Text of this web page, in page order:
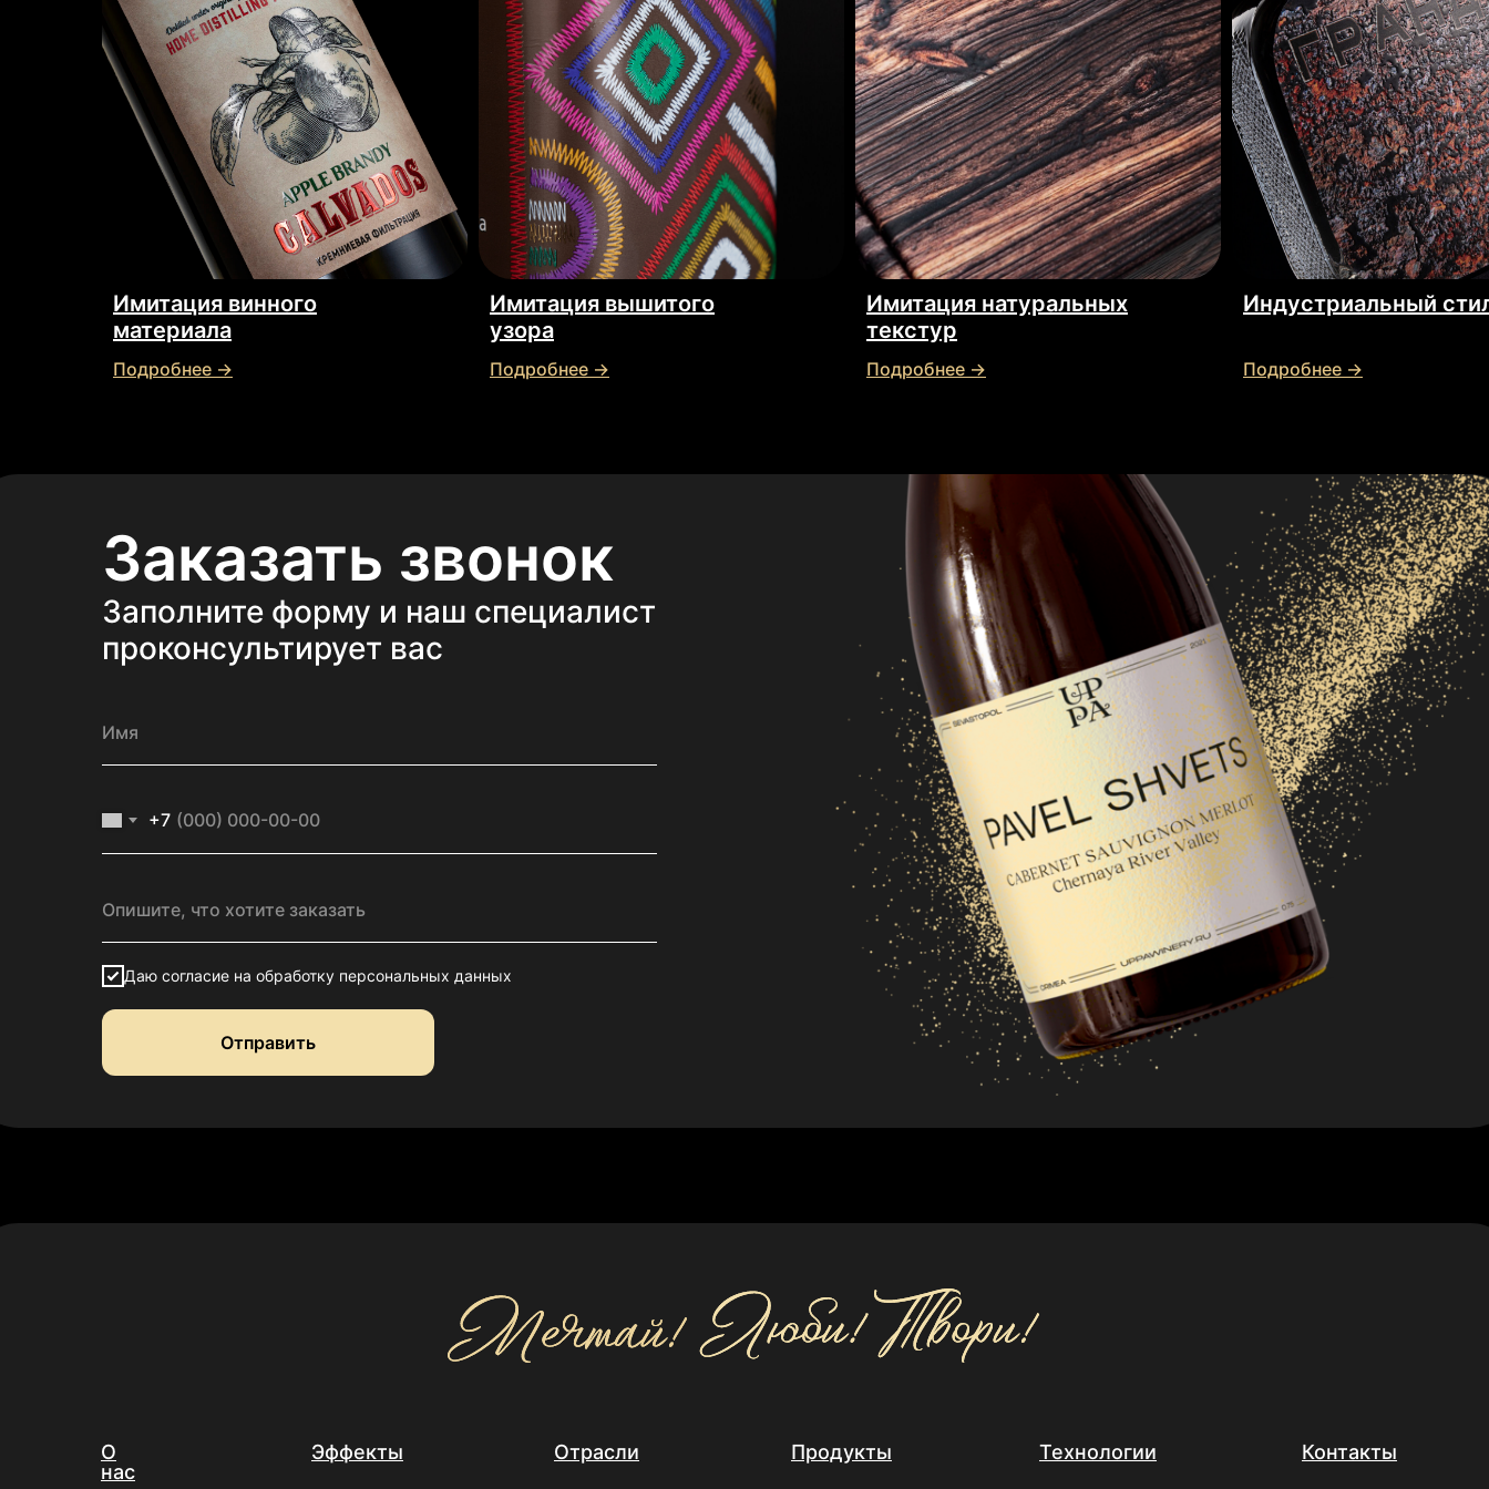
Имитация винного
материала
Подробнее →
Имитация вышитого
узора
Подробнее →
Имитация натуральных
текстур
Подробнее →
Индустриальный
Подробнее →
Заказать звонок
Заполните форму и наш специалист
проконсультирует вас
+7
Даю согласие на обработку персональных данных
Отправить
О
нас
Эффекты Отрасли Продукты Технологии Контакты